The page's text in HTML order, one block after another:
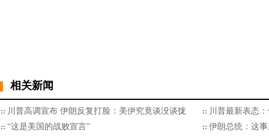
相关新闻
川普高调宣布 伊朗反复打脸：美伊究竟谈没谈拢
川普最新表态
“这是美国的战败宣言”
伊朗总统：这